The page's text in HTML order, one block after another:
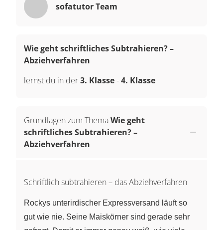
sofatutor Team
Wie geht schriftliches Subtrahieren? –
Abziehverfahren
lernst du in der3. Klasse-4. Klasse
Grundlagen zum ThemaWie geht
schriftliches Subtrahieren? –
Abziehverfahren
Schriftlich subtrahieren – das Abziehverfahren
Rockys unterirdischer Expressversand läuft so
gut wie nie. Seine Maiskörner sind gerade sehr